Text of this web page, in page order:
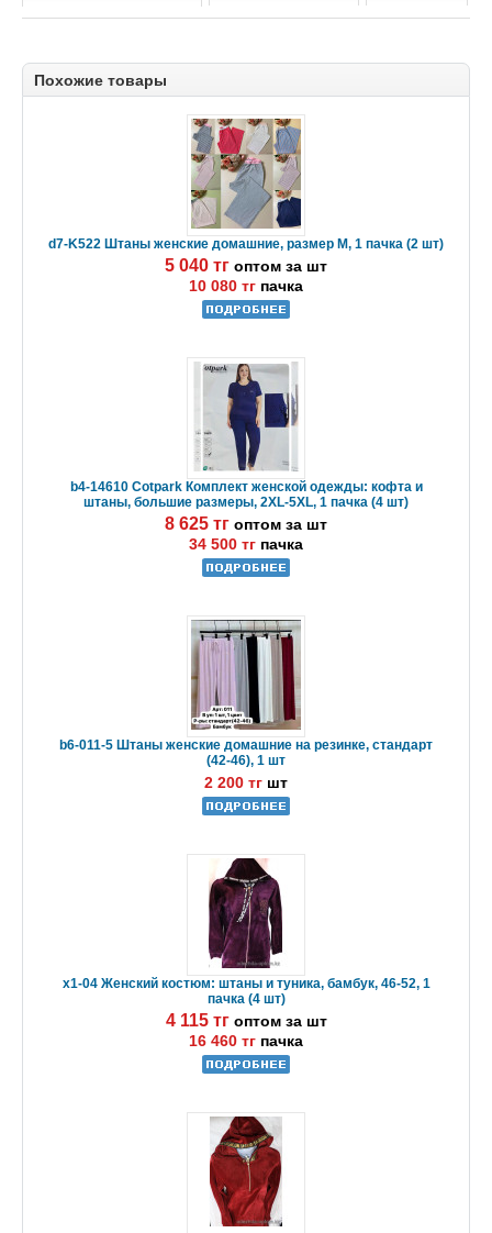
Похожие товары
d7-K522 Штаны женские домашние, размер M, 1 пачка (2 шт)
5 040 тг оптом за шт
10 080 тг пачка
b4-14610 Cotpark Комплект женской одежды: кофта и
штаны, большие размеры, 2XL-5XL, 1 пачка (4 шт)
8 625 тг оптом за шт
34 500 тг пачка
b6-011-5 Штаны женские домашние на резинке, стандарт
(42-46), 1 шт
2 200 тг шт
x1-04 Женский костюм: штаны и туника, бамбук, 46-52, 1
пачка (4 шт)
4 115 тг оптом за шт
16 460 тг пачка